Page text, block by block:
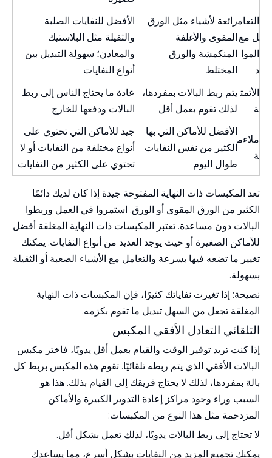
التعام
ل مع
الموا
د
رائعة لأشياء مثل الورق
المقوى والأغلفة
المنكمشة والورق
المختلط
الأفضل للنفايات الصلبة
والثقيلة مثل البلاستيك
والمعادن؛ سهولة التبديل بين
أنواع النفايات
الأتمت
ة
يتم ربط البالات بمفردها،
لذلك تقوم بعمل أقل
عادة ما يحتاج الناس إلى ربط
البالات ودفعها للخارج
ملاءم
ة
الأفضل للأماكن التي بها
الكثير من نفس النفايات
طوال اليوم
جيد للأماكن التي تحتوي على
أنواع مختلفة من النفايات أو لا
تحتوي على الكثير من النفايات
تعد المكبسات ذات النهاية المفتوحة جيدة إذا كان لديك دائمًا
الكثير من الورق المقوى أو الورق. استمروا في العمل وربطوا
البالات دون مساعدة. تعتبر المكبسات ذات النهاية المغلقة أفضل
للأماكن الصغيرة أو حيث يوجد العديد من أنواع النفايات. يمكنك
تغيير ما تضعه فيها بسرعة والتعامل مع الأشياء الصعبة أو الثقيلة
بسهولة.
نصيحة: إذا تغيرت نفاياتك كثيرًا، فإن المكبسات ذات النهاية
المغلقة تجعل من السهل تبديل ما تقوم بكزمه.
التلقائي التعادل الأفقي المكبس
إذا كنت تريد توفير الوقت والقيام بعمل أقل يدويًا، فاختر مكبس
البالات الأفقي الذي يتم ربطه تلقائيًا. تقوم هذه المكبس بربط كل
بالة بمفردها، لذلك لا يحتاج فريقك إلى القيام بذلك. هذا هو
السبب وراء وجود مراكز إعادة التدوير الكبيرة والأماكن
المزدحمة مثل هذا النوع من المكبسات:
لا تحتاج إلى ربط البالات يدويًا، لذلك تعمل بشكل أقل.
يمكنك تجميع المزيد من النفايات بشكل أسرع، مما يساعدك